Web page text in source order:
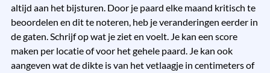
altijd aan het bijsturen. Door je paard elke maand kritisch te
beoordelen en dit te noteren, heb je veranderingen eerder in
de gaten. Schrijf op wat je ziet en voelt. Je kan een score
maken per locatie of voor het gehele paard. Je kan ook
aangeven wat de dikte is van het vetlaagje in centimeters of